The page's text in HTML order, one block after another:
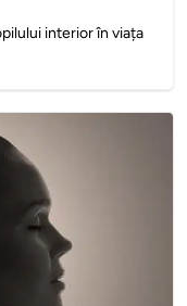
interior în viața